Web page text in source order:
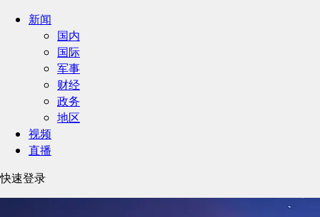
新闻
国内
国际
军事
财经
政务
地区
视频
直播
快速登录